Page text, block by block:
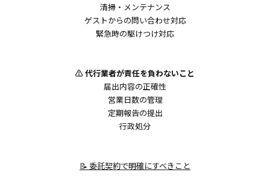
清掃・メンテナンス
ゲストからの問い合わせ対応
緊急時の駆けつけ対応
⚠️ 代行業者が責任を負わないこと
届出内容の正確性
営業日数の管理
定期報告の提出
行政処分
📝 委託契約で明確にすべきこと